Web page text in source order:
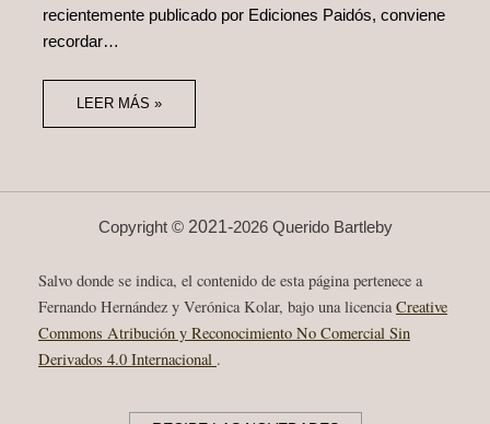
recientemente publicado por Ediciones Paidós, conviene
recordar…
LEER MÁS »
Copyright © 2021-2026 Querido Bartleby
Salvo donde se indica, el contenido de esta página pertenece a
Fernando Hernández y Verónica Kolar, bajo una licenciaCreative
Commons Atribución y Reconocimiento No Comercial Sin
Derivados 4.0 Internacional .